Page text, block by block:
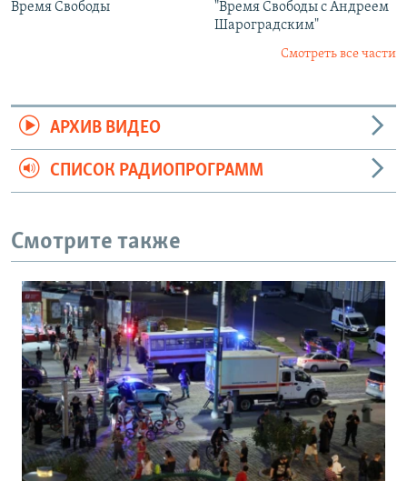
Время Свободы
"Время Свободы с Андреем
Шароградским"
Смотреть все части
АРХИВ ВИДЕО
СПИСОК РАДИОПРОГРАММ
Смотрите также